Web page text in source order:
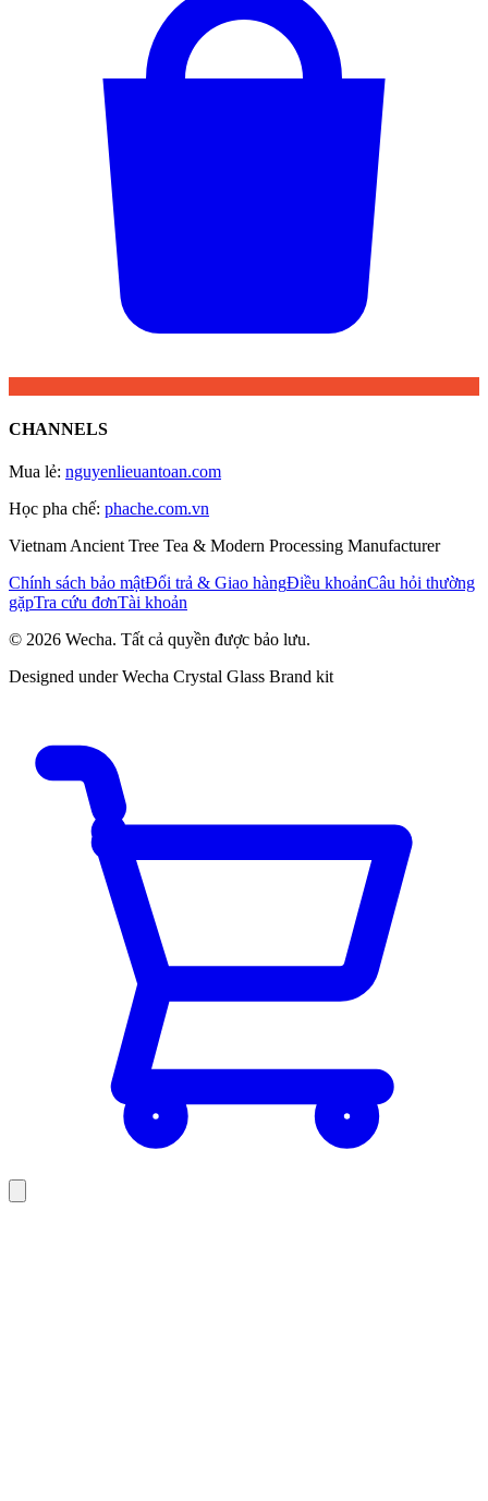
CHANNELS
Mua lẻ: nguyenlieuantoan.com
Học pha chế: phache.com.vn
Vietnam Ancient Tree Tea & Modern Processing Manufacturer
Chính sách bảo mậtĐổi trả & Giao hàngĐiều khoảnCâu hỏi thường
gặpTra cứu đơnTài khoản
© 2026 Wecha. Tất cả quyền được bảo lưu.
Designed under Wecha Crystal Glass Brand kit